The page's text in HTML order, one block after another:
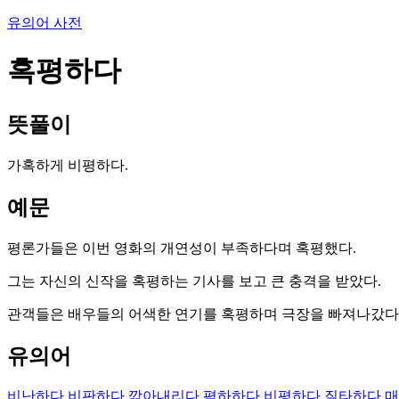
유의어 사전
혹평하다
뜻풀이
가혹하게 비평하다.
예문
평론가들은 이번 영화의 개연성이 부족하다며 혹평했다.
그는 자신의 신작을 혹평하는 기사를 보고 큰 충격을 받았다.
관객들은 배우들의 어색한 연기를 혹평하며 극장을 빠져나갔
유의어